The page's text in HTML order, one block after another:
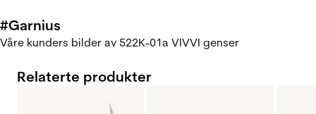
#Garnius
Våre kunders bilder av 522K-01a VIVVI genser
Relaterte produkter